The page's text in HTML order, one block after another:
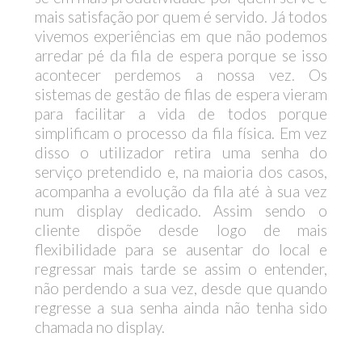
mais satisfação por quem é servido. Já todos
vivemos experiências em que não podemos
arredar pé da fila de espera porque se isso
acontecer perdemos a nossa vez. Os
sistemas de gestão de filas de espera vieram
para facilitar a vida de todos porque
simplificam o processo da fila física. Em vez
disso o utilizador retira uma senha do
serviço pretendido e, na maioria dos casos,
acompanha a evolução da fila até à sua vez
num display dedicado. Assim sendo o
cliente dispõe desde logo de mais
flexibilidade para se ausentar do local e
regressar mais tarde se assim o entender,
não perdendo a sua vez, desde que quando
regresse a sua senha ainda não tenha sido
chamada no display.